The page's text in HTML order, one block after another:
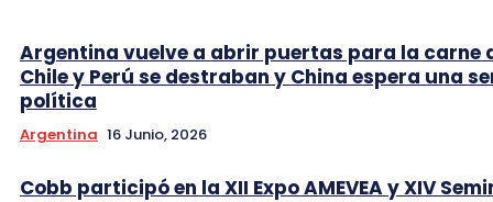
Argentina vuelve a abrir puertas para la carne
Chile y Perú se destraban y China espera una
política
Argentina 16 Junio, 2026
Cobb participó en la XII Expo AMEVEA y XIV